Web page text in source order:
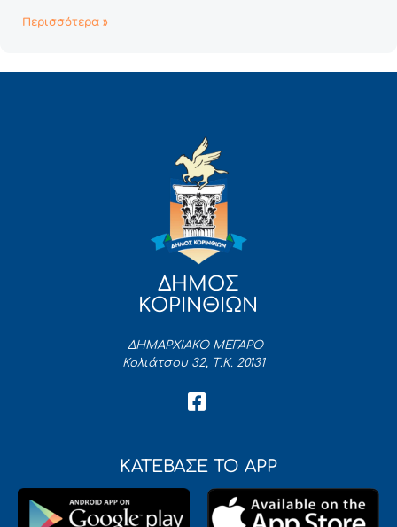
Περισσότερα »
ΔΗΜΟΣ
ΚΟΡΙΝΘΙΩΝ
ΔΗΜΑΡΧΙΑΚΟ ΜΕΓΑΡΟ
Κολιάτσου 32, Τ.Κ. 20131
ΚΑΤΕΒΑΣΕ ΤΟ APP